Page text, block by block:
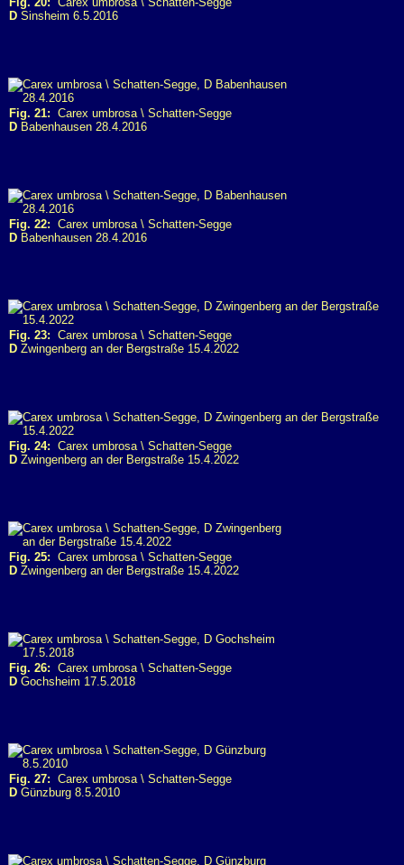
D Sinsheim 6.5.2016
Fig. 21: Carex umbrosa \ Schatten-Segge
D Babenhausen 28.4.2016
Fig. 22: Carex umbrosa \ Schatten-Segge
D Babenhausen 28.4.2016
Fig. 23: Carex umbrosa \ Schatten-Segge
D Zwingenberg an der Bergstraße 15.4.2022
Fig. 24: Carex umbrosa \ Schatten-Segge
D Zwingenberg an der Bergstraße 15.4.2022
Fig. 25: Carex umbrosa \ Schatten-Segge
D Zwingenberg an der Bergstraße 15.4.2022
Fig. 26: Carex umbrosa \ Schatten-Segge
D Gochsheim 17.5.2018
Fig. 27: Carex umbrosa \ Schatten-Segge
D Günzburg 8.5.2010